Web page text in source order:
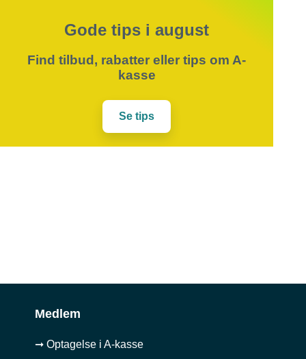
Gode tips i august
Find tilbud, rabatter eller tips om A-
kasse
Se tips
Medlem
➞ Optagelse i A-kasse